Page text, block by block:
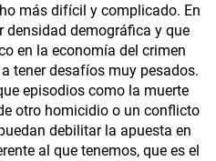
más difícil y complicado. En
densidad demográfica y que
en la economía del crimen
tener desafíos muy pesados.
episodios como la muerte
otro homicidio o un conflicto
debilitar la apuesta en
al que tenemos, que es el